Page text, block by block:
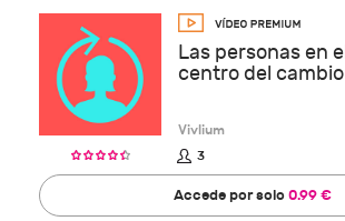
Las personas en el
centro del cambio
Vivlium
3
Accede por solo0.99 €